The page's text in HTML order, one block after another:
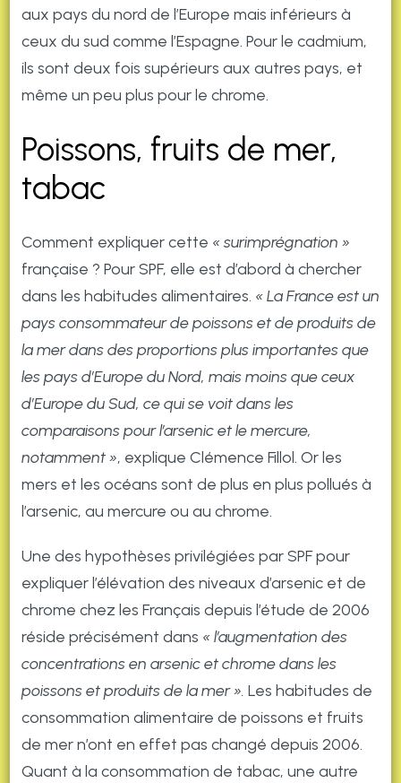
aux pays du nord de l’Europe mais inférieurs à
ceux du sud comme l’Espagne. Pour le cadmium,
ils sont deux fois supérieurs aux autres pays, et
même un peu plus pour le chrome.
Poissons, fruits de mer,
tabac
Comment expliquer cette « surimprégnation »
française ? Pour SPF, elle est d’abord à chercher
dans les habitudes alimentaires. « La France est un
pays consommateur de poissons et de produits de
la mer dans des proportions plus importantes que
les pays d’Europe du Nord, mais moins que ceux
d’Europe du Sud, ce qui se voit dans les
comparaisons pour l’arsenic et le mercure,
notamment », explique Clémence Fillol. Or les
mers et les océans sont de plus en plus pollués à
l’arsenic, au mercure ou au chrome.
Une des hypothèses privilégiées par SPF pour
expliquer l’élévation des niveaux d’arsenic et de
chrome chez les Français depuis l’étude de 2006
réside précisément dans « l’augmentation des
concentrations en arsenic et chrome dans les
poissons et produits de la mer ». Les habitudes de
consommation alimentaire de poissons et fruits
de mer n’ont en effet pas changé depuis 2006.
Quant à la consommation de tabac, une autre